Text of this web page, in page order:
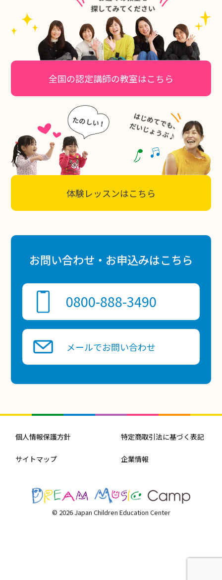
全国の認定講師の教室はこちら
体験レッスンはこちら
お問い合わせ・お申込みはこちら
0800-888-3490
メールでお問い合わせ
個人情報保護方針 特定商取引法に基づく表記
サイトマップ 企業情報
© 2026 Japan Children Education Center